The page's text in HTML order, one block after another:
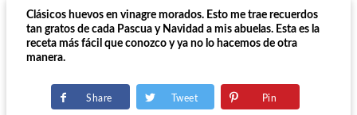
Clásicos huevos en vinagre morados. Esto me trae recuerdos
tan gratos de cada Pascua y Navidad a mis abuelas. Esta es la
receta más fácil que conozco y ya no lo hacemos de otra
manera.
Share Tweet Pin